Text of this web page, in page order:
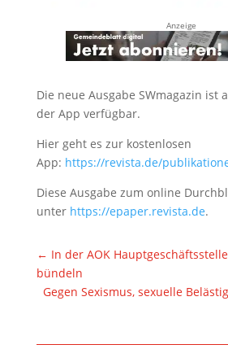
Anzeige
Die neue Ausgabe SWmagazin ist
der App verfügbar.
Hier geht es zur kostenlosen
App: https://revista.de/
Diese Ausgabe zum online
unter https://epaper.revista.de.
← In der AOK
bündeln
Gegen Sexismus, sexuelle